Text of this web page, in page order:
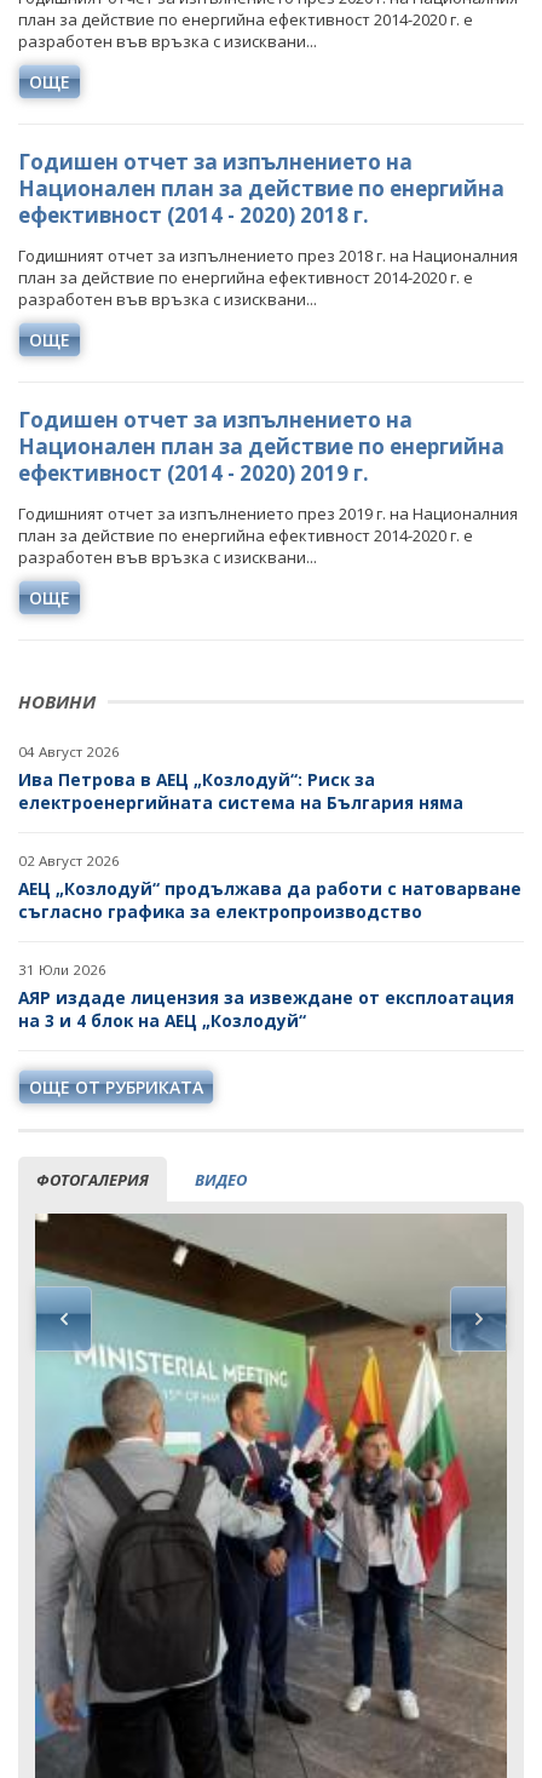
НОВИНИ
04 Август 2026
Ива Петрова в АЕЦ „Козлодуй“: Риск за
електроенергийната система на България няма
02 Август 2026
АЕЦ „Козлодуй“ продължава да работи с натоварване
съгласно графика за електропроизводство
31 Юли 2026
АЯР издаде лицензия за извеждане от експлоатация
на 3 и 4 блок на АЕЦ „Козлодуй“
ОЩЕ ОТ РУБРИКАТА
ФОТОГАЛЕРИЯ ВИДЕО
ЕДИНЕН ОРГАН ЗА УПРАВЛЕНИЕ НА ПОДЗЕМНИТЕ
БОГАТСТВА
ДЕЙНОСТ
НЕМЕТАЛНИ ПОЛЕЗНИ ИЗКОПАЕМИ - ИНДУСТРИАЛНИ
МИНЕРАЛИ
ТВЪРДИ ГОРИВА
СТРОИТЕЛНИ МАТЕРИАЛИ
МИННИ ОТПАДЪЦИ
ИНИЦИАТИВА НА ЕВРОПЕЙСКАТА КОМИСИЯ ЗА
ИНИЦИАТИВА НА ЕВРОПЕЙСКАТА КОМИСИЯ ЗА
ВЪГЛЕРОДЕН ДИОКСИД В ГЕОЛОЖКИ ФОРМАЦИИ
СЪГЛАСУВАНИ ЦЯЛОСТНИ ПРОЕКТИ ЗА ДОБИВ
ПРЕКРАТЕНИ ПРОЦЕДУРИ
НАЦИОНАЛЕН ПЛАН ЗА ИНВЕСТИЦИИ
план за действие по енергийна ефективност 2014-2020 г. е
разработен във връзка с изисквани...
ОЩЕ
Годишен отчет за изпълнението на
Национален план за действие по енергийна
ефективност (2014 - 2020) 2018 г.
Годишният отчет за изпълнението през 2018 г. на Националния
план за действие по енергийна ефективност 2014-2020 г. е
разработен във връзка с изисквани...
ОЩЕ
Годишен отчет за изпълнението на
Национален план за действие по енергийна
ефективност (2014 - 2020) 2019 г.
Годишният отчет за изпълнението през 2019 г. на Националния
план за действие по енергийна ефективност 2014-2020 г. е
разработен във връзка с изисквани...
ОЩЕ